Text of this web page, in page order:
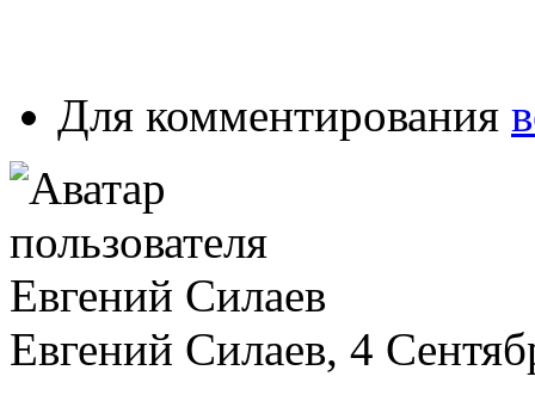
Для комментирования
Евгений Силаев, 4